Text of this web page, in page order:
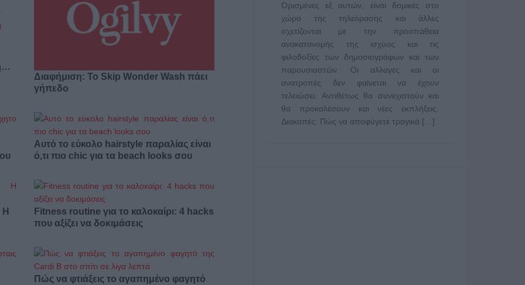
Διαφήμιση: Το Skip Wonder Wash πάει
γήπεδο
Αυτό το εύκολο hairstyle παραλίας είναι
ό,τι πιο chic για τα beach looks σου
Η
Fitness routine για το καλοκαίρι: 4 hacks
που αξίζει να δοκιμάσεις
Πώς να φτιάξεις το αγαπημένο φαγητό
Ορισμένες εξ αυτών, είναι δομικές στο
χώρο της τηλεόρασης και άλλες
σχετίζονται με την προσπάθεια
ανακατανομής της ισχύος και τις
φιλοδοξίες των δημοσιογράφων και των
παρουσιαστών. Οι αλλαγές και οι
ανατροπές δεν φαίνεται να έχουν
τελειώσει. Αντιθέτως θα συνεχιστούν και
θα προκαλέσουν και νέες εκπλήξεις.
Διακοπές: Πώς να αποφύγετε τραγικά […]